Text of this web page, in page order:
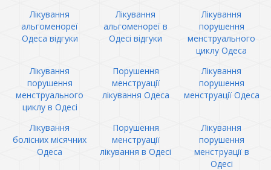
Лікування
альгоменореї
Одеса відгуки
Лікування
альгоменореї в
Одесі відгуки
Лікування
порушення
менструального
циклу Одеса
Лікування
порушення
менструального
циклу в Одесі
Порушення
менструації
лікування Одеса
Лікування
порушення
менструації Одеса
Лікування
болісних місячних
Одеса
Порушення
менструації
лікування в Одесі
Лікування
порушення
менструації в
Одесі